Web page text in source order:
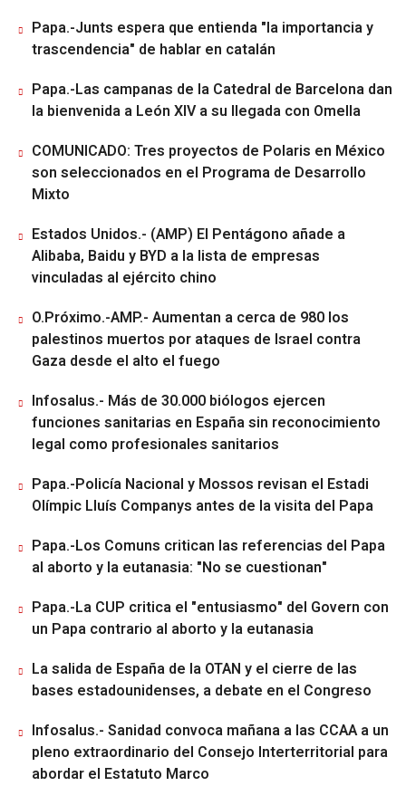
Papa.-Junts espera que entienda "la importancia y
trascendencia" de hablar en catalán
Papa.-Las campanas de la Catedral de Barcelona dan
la bienvenida a León XIV a su llegada con Omella
COMUNICADO: Tres proyectos de Polaris en México
son seleccionados en el Programa de Desarrollo
Mixto
Estados Unidos.- (AMP) El Pentágono añade a
Alibaba, Baidu y BYD a la lista de empresas
vinculadas al ejército chino
O.Próximo.-AMP.- Aumentan a cerca de 980 los
palestinos muertos por ataques de Israel contra
Gaza desde el alto el fuego
Infosalus.- Más de 30.000 biólogos ejercen
funciones sanitarias en España sin reconocimiento
legal como profesionales sanitarios
Papa.-Policía Nacional y Mossos revisan el Estadi
Olímpic Lluís Companys antes de la visita del Papa
Papa.-Los Comuns critican las referencias del Papa
al aborto y la eutanasia: "No se cuestionan"
Papa.-La CUP critica el "entusiasmo" del Govern con
un Papa contrario al aborto y la eutanasia
La salida de España de la OTAN y el cierre de las
bases estadounidenses, a debate en el Congreso
Infosalus.- Sanidad convoca mañana a las CCAA a un
pleno extraordinario del Consejo Interterritorial para
abordar el Estatuto Marco